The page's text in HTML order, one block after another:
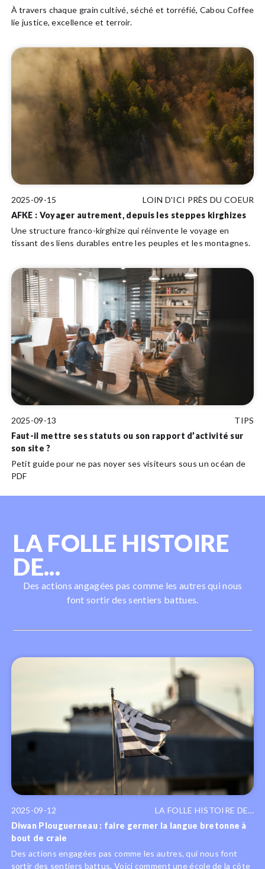
À travers chaque grain cultivé, séché et torréfié, Cabou Coffee
lie justice, excellence et terroir.
2025-09-15
LOIN D'ICI PRÈS DU COEUR
AFKE : Voyager autrement, depuis les steppes kirghizes
Une structure franco-kirghize qui réinvente le voyage en
tissant des liens durables entre les peuples et les montagnes.
2025-09-13
TIPS
Faut-il mettre ses statuts ou son rapport d’activité sur
son site ?
Petit guide pour ne pas noyer ses visiteurs sous un océan de
PDF
LA FOLLE HISTOIRE
DE...
Des actions angagées pas comme les autres qui nous
font sortir des sentiers battues.
2025-09-12
LA FOLLE HISTOIRE DE…
Diwan Plouguerneau : faire germer la langue bretonne à
bout de craie
Des actions engagées pas comme les autres, qui nous font
sortir des sentiers battus. Voici comment une école de la côte